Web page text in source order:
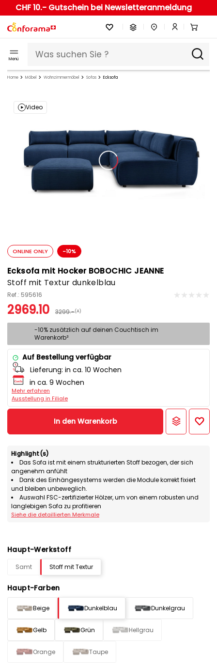
CHF 10.- Gutschein bei Newsletteranmeldung
Menü
Home Möbel Wohnzimmermöbel Sofas Ecksofa
Video
ONLINE ONLY -10%
Ecksofa mit Hocker BOBOCHIC JEANNE
Stoff mit Textur dunkelblau
Ref.: 595616
2969.10 3299.-(A)
-10% zusätzlich auf deinen Couchtisch im
Warenkorb³
Auf Bestellung verfügbar
Lieferung: in ca. 10 Wochen
in ca. 9 Wochen
Mehr erfahren
Ausstellung in Filiale
In den Warenkorb
Highlight(s)
Das Sofa ist mit einem strukturierten Stoff bezogen, der sich
angenehm anfühlt
Dank des Einhängesystems werden die Module korrekt fixiert
und bleiben unbeweglich.
Auswahl FSC-zertifizierter Hölzer, um von einem robusten und
langlebigen Sofa zu profitieren
Siehe die detaillierten Merkmale
Haupt-Werkstoff
Samt Stoff mit Textur
Haupt-Farben
Beige Dunkelblau Dunkelgrau
Gelb Grün Hellgrau
Orange Taupe